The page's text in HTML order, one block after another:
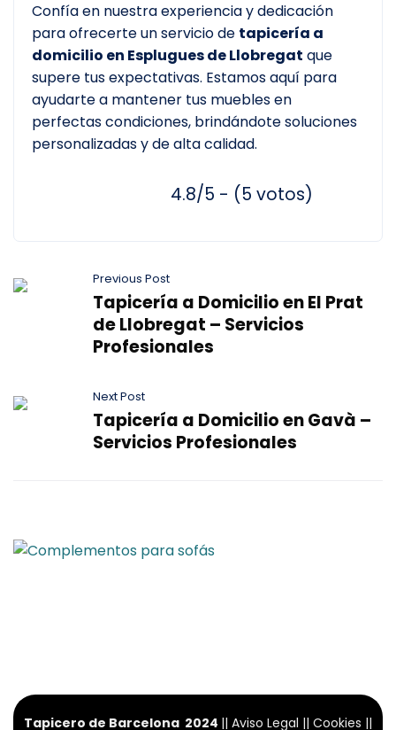
Confía en nuestra experiencia y dedicación
para ofrecerte un servicio de tapicería a
domicilio en Esplugues de Llobregat que
supere tus expectativas. Estamos aquí para
ayudarte a mantener tus muebles en
perfectas condiciones, brindándote soluciones
personalizadas y de alta calidad.
4.8/5 - (5 votos)
Previous Post
Tapicería a Domicilio en El Prat
de Llobregat – Servicios
Profesionales
Next Post
Tapicería a Domicilio en Gavà –
Servicios Profesionales
Tapicero de Barcelona 2024 || Aviso Legal || Cookies ||